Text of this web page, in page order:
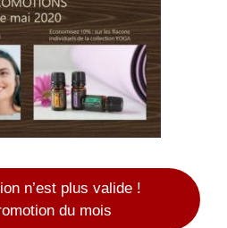
n’est plus valide !
du mois